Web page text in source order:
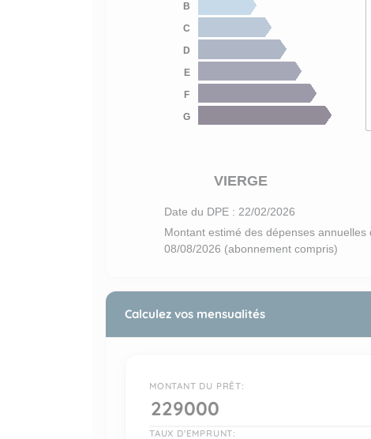
B
C
D
E
F
G
VIERGE
Date du DPE : 22/02/2026
Montant estimé des dépenses
08/08/2026 (abonnement compris)
Calculez vos mensualités
MONTANT DU PRÊT:
TAUX D'EMPRUNT: